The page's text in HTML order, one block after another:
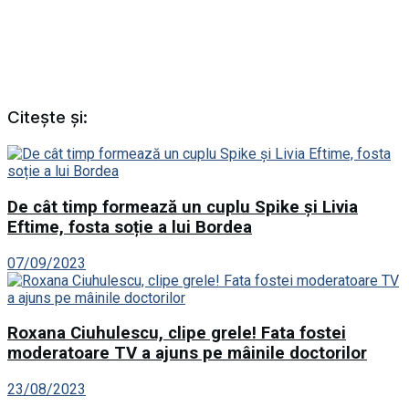
Citește și:
De cât timp formează un cuplu Spike și Livia
Eftime, fosta soție a lui Bordea
07/09/2023
Roxana Ciuhulescu, clipe grele! Fata fostei
moderatoare TV a ajuns pe mâinile doctorilor
23/08/2023